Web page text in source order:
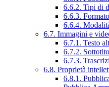
6.6.2. Tipi di
6.6.3.
6.6.4.
6.7. Immagini e
6.7.1. Testo
6.7.2.
6.7.3.
6.8. Proprietà
6.8.1.